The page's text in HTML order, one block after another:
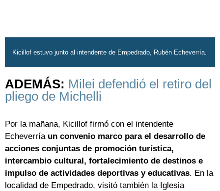
Kicillof estuvo junto al intendente de Empedrado, Rubén Echeverría.
ADEMÁS: Milei defendió el retiro del
pliego de Michelli
Por la mañana, Kicillof firmó con el intendente
Echeverría un convenio marco para el desarrollo de
acciones conjuntas de promoción turística,
intercambio cultural, fortalecimiento de destinos e
impulso de actividades deportivas y educativas. En la
localidad de Empedrado, visitó también la Iglesia